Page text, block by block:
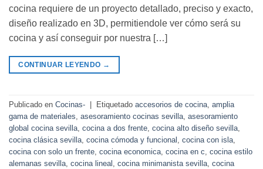
cocina requiere de un proyecto detallado, preciso y exacto,
diseño realizado en 3D, permitiendole ver cómo será su
cocina y así conseguir por nuestra […]
CONTINUAR LEYENDO →
Publicado en Cocinas- Etiquetado accesorios de cocina, amplia
gama de materiales, asesoramiento cocinas sevilla, asesoramiento
global cocina sevilla, cocina a dos frente, cocina alto diseño sevilla,
cocina clásica sevilla, cocina cómoda y funcional , cocina con isla,
cocina con solo un frente, cocina economica, cocina en c, cocina estilo
alemanas sevilla, cocina lineal , cocina minimanista sevilla, cocina